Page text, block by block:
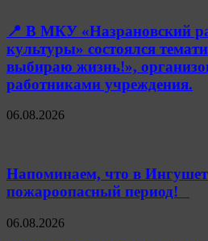
📍 В МКУ «Назрановский
культуры» состоялся
выбираю жизнь!»,
работниками учреждения.
06.08.2026
Напоминаем, что в
пожароопасный период!⁣⁣⠀
06.08.2026